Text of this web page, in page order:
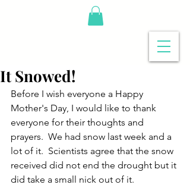
It Snowed!
Before I wish everyone a Happy
Mother's Day, I would like to thank
everyone for their thoughts and
prayers.  We had snow last week and a
lot of it.  Scientists agree that the snow
received did not end the drought but it
did take a small nick out of it.